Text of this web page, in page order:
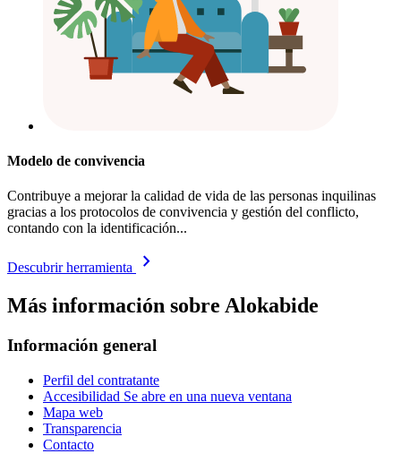
Modelo de convivencia
Contribuye a mejorar la calidad de vida de las personas inquilinas
gracias a los protocolos de convivencia y gestión del conflicto,
contando con la identificación...
Descubrir herramienta chevron_right
Más información sobre Alokabide
Información general
Perfil del contratante
Accesibilidad Se abre en una nueva ventana
Mapa web
Transparencia
Contacto